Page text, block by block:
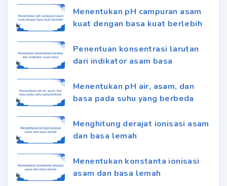
Menentukan pH campuran asam
kuat dengan basa kuat berlebih
Penentuan konsentrasi larutan
dari indikator asam basa
Menentukan pH air, asam, dan
basa pada suhu yang berbeda
Menghitung derajat ionisasi asam
dan basa lemah
Menentukan konstanta ionisasi
asam dan basa lemah